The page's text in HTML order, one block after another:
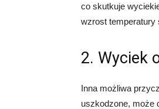
co skutkuje
wzrost temperatury
2. Wyciek
Inna możliwa
uszkodzone, może